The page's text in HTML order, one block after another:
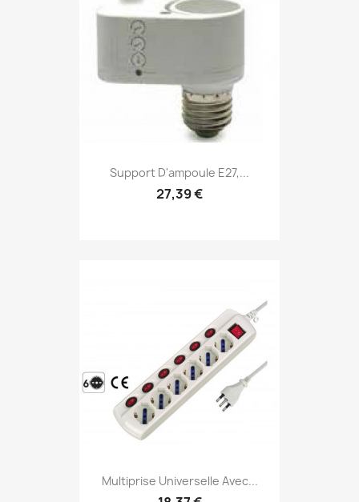
Support D'ampoule E27,...
27,39 €
Multiprise Universelle Avec...